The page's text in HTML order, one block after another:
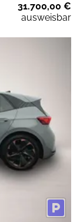
31.700,00 €
ausweisbar